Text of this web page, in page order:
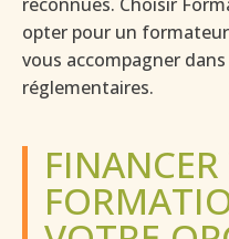
opter pour un
vous accompagner
réglementaires.